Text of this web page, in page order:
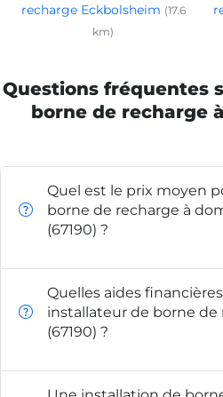
recharge Eckbolsheim (17.6
km)
Questions fréquentes
borne de recharge
Quel est le prix moyen
borne de recharge à
(67190) ?
Quelles aides
installateur de borne de
(67190) ?